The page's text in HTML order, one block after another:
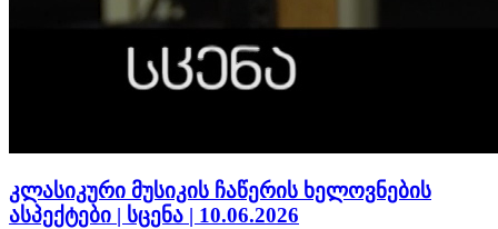
კლასიკური მუსიკის ჩაწერის ხელოვნების
ასპექტები | სცენა | 10.06.2026